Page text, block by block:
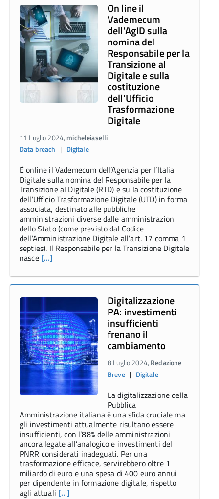
On line il
Vademecum
dell’AgID sulla
nomina del
Responsabile per la
Transizione al
Digitale e sulla
costituzione
dell’Ufficio
Trasformazione
Digitale
11 Luglio 2024, micheleiaselli
Data breach | Digitale
È online il Vademecum dell’Agenzia per l’Italia
Digitale sulla nomina del Responsabile per la
Transizione al Digitale (RTD) e sulla costituzione
dell’Ufficio Trasformazione Digitale (UTD) in forma
associata, destinato alle pubbliche
amministrazioni diverse dalle amministrazioni
dello Stato (come previsto dal Codice
dell’Amministrazione Digitale all’art. 17 comma 1
septies). Il Responsabile per la Transizione Digitale
nasce […]
Digitalizzazione
PA: investimenti
insufficienti
frenano il
cambiamento
8 Luglio 2024, Redazione
Breve| Digitale
La digitalizzazione della
Pubblica
Amministrazione italiana è una sfida cruciale ma
gli investimenti attualmente risultano essere
insufficienti, con l’88% delle amministrazioni
ancora legate all’analogico e investimenti del
PNRR considerati inadeguati. Per una
trasformazione efficace, servirebbero oltre 1
miliardo di euro e una spesa di 400 euro annui
per dipendente in formazione digitale, rispetto
agli attuali […]